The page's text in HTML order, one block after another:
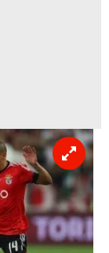
ve sitemizde
ilgili bilgi